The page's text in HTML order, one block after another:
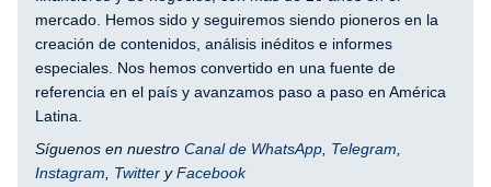
mercado. Hemos sido y seguiremos siendo pioneros en la
creación de contenidos, análisis inéditos e informes
especiales. Nos hemos convertido en una fuente de
referencia en el país y avanzamos paso a paso en América
Latina.
Síguenos en nuestro Canal de WhatsApp Telegram
Instagram
Twitter yFacebook